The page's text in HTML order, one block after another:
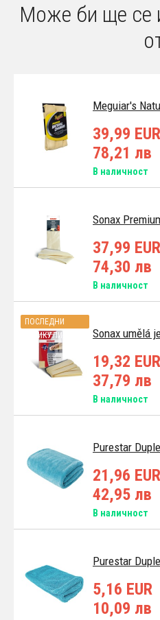
Може би ще се
Meguiar's
39,99 EUR
78,21 лв
В наличност
Sonax
37,99 EUR
74,30 лв
В наличност
Sonax umělá
ПОСЛЕДНИ
АРТИКУЛИ
19,32 EUR
37,79 лв
В наличност
Purestar
21,96 EUR
42,95 лв
В наличност
Purestar
5,16 EUR
10,09 лв